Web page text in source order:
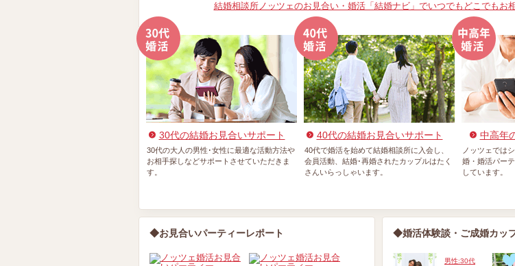
結婚相談所ノッツェのお見合い・婚活「結婚ナビ」でいつでもどこでもお
30代の結婚お見合いサポート
30代の大人の男性･女性に最適な活動方法や
お相手探しなどサポートさせていただきま
す。
40代の結婚お見合いサポート
40代で婚活を始めて結婚相談所に入会し、
会員活動、結婚･再婚されたカップルはたく
さんいらっしゃいます。
中高年
ノッツェでは
婚・婚活パー
しています。
◆お見合いパーティーレポート ◆婚活体験談・ご成婚カッ
男性:30代